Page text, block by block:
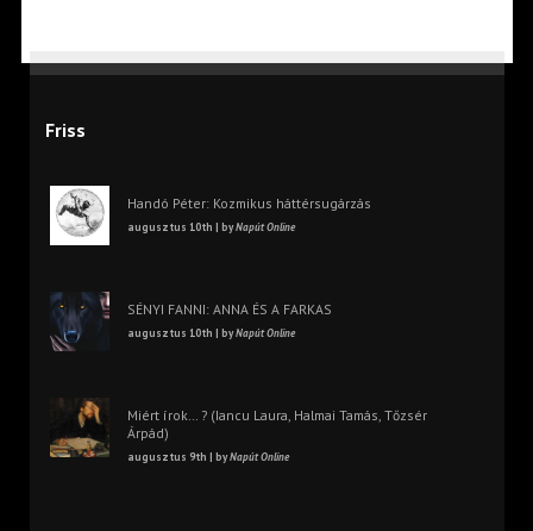
Friss
Handó Péter: Kozmikus háttérsugárzás
augusztus 10th | byNapút Online
SÉNYI FANNI: ANNA ÉS A FARKAS
augusztus 10th | byNapút Online
Miért írok… ? (Iancu Laura, Halmai Tamás, Tőzsér
Árpád)
augusztus 9th | byNapút Online